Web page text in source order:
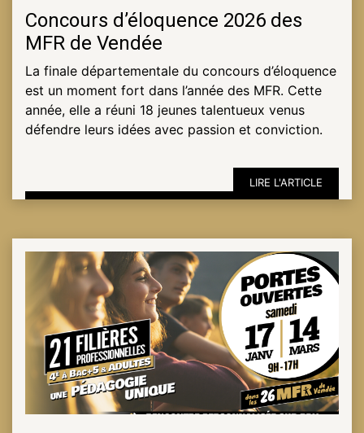
CONTACTER
ESPACE
PRO
Concours d’éloquence 2026 des
MFR de Vendée
La finale départementale du concours d’éloquence
est un moment fort dans l’année des MFR. Cette
année, elle a réuni 18 jeunes talentueux venus
défendre leurs idées avec passion et conviction.
LIRE L'ARTICLE